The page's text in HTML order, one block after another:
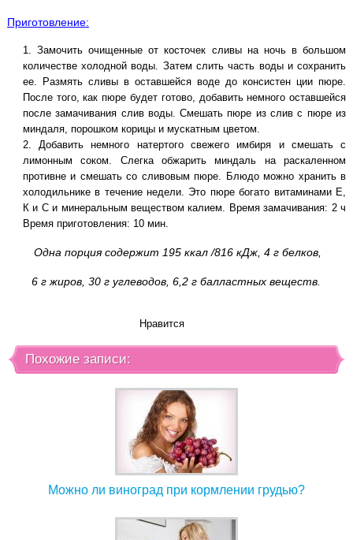
Приготовление:
Замочить очищенные от косточек сливы на ночь в большом
количестве холодной воды. Затем слить часть воды и сохранить
ее. Размять сливы в оставшейся воде до консистен ции пюре.
После того, как пюре будет готово, добавить немного оставшейся
после замачивания слив воды. Смешать пюре из слив с пюре из
миндаля, порошком корицы и мускатным цветом.
Добавить немного натертого свежего имбиря и смешать с
лимонным соком. Слегка обжарить миндаль на раскаленном
противне и смешать со сливовым пюре. Блюдо можно хранить в
холодильнике в течение недели. Это пюре богато витаминами Е,
К и С и минеральным веществом калием. Время замачивания: 2 ч
Время приготовления: 10 мин.
Одна порция содержит 195 ккал /816 кДж, 4 г белков,
6 г жиров, 30 г углеводов, 6,2 г балластных веществ.
Нравится
Похожие записи:
Можно ли виноград при кормлении грудью?